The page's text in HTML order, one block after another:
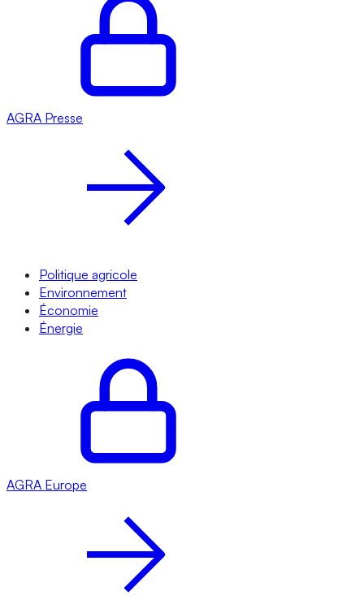
AGRA Presse
Politique agricole
Environnement
Économie
Énergie
AGRA Europe